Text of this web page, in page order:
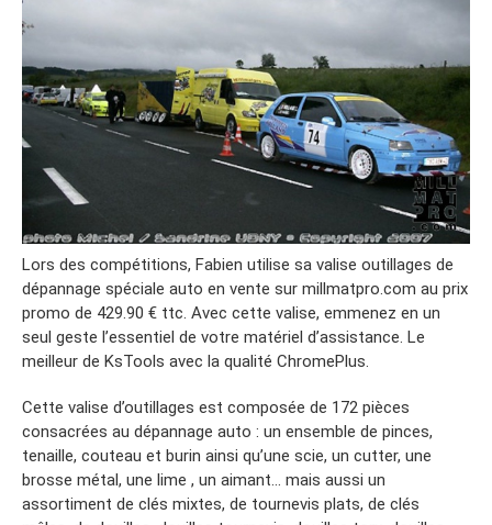
Lors des compétitions, Fabien utilise sa valise outillages de
dépannage spéciale auto en vente sur millmatpro.com au prix
promo de 429.90 € ttc. Avec cette valise, emmenez en un
seul geste l’essentiel de votre matériel d’assistance. Le
meilleur de KsTools avec la qualité ChromePlus.
Cette valise d’outillages est composée de 172 pièces
consacrées au dépannage auto : un ensemble de pinces,
tenaille, couteau et burin ainsi qu’une scie, un cutter, une
brosse métal, une lime , un aimant… mais aussi un
assortiment de clés mixtes, de tournevis plats, de clés